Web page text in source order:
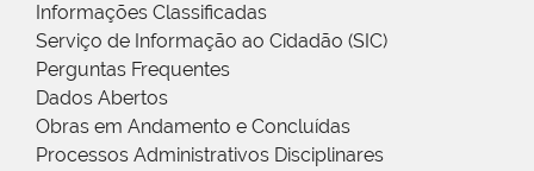
Informações Classificadas
Serviço de Informação ao Cidadão (SIC)
Perguntas Frequentes
Dados Abertos
Obras em Andamento e Concluídas
Processos Administrativos Disciplinares